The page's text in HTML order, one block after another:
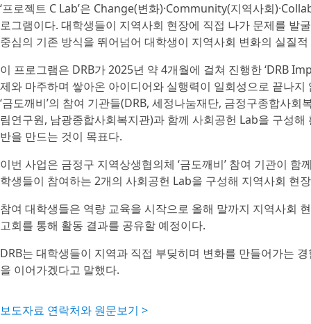
‘프로젝트 C Lab’은 Change(변화)·Community(지역사회
로그램이다. 대학생들이 지역사회 현장에 직접 나가 문제를 발
중심의 기존 방식을 뛰어넘어 대학생이 지역사회 변화의 실질
이 프로그램은 DRB가 2025년 약 4개월에 걸쳐 진행한 ‘DRB
제와 마주하며 쌓아온 아이디어와 실행력이 일회성으로 끝나
‘금도깨비’의 참여 기관들(DRB, 세정나눔재단, 금정구종합사
림연구원, 남광종합사회복지관)과 함께 사회공헌 Lab을 구성
반을 만드는 것이 목표다.
이번 사업은 금정구 지역상생협의체 ‘금도깨비’ 참여 기관이
학생들이 참여하는 2개의 사회공헌 Lab을 구성해 지역사회 현
참여 대학생들은 역량 교육을 시작으로 올해 말까지 지역사회
고회를 통해 활동 결과를 공유할 예정이다.
DRB는 대학생들이 지역과 직접 부딪히며 변화를 만들어가는
을 이어가겠다고 말했다.
보도자료 연락처와 원문보기 >